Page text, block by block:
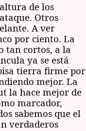
de los
Otros
A ver
por ciento. La
tan cortos, a la
ya se está
tierra firme por
mejor. La
la hace mejor de
marcador,
sabemos que el
verdaderos